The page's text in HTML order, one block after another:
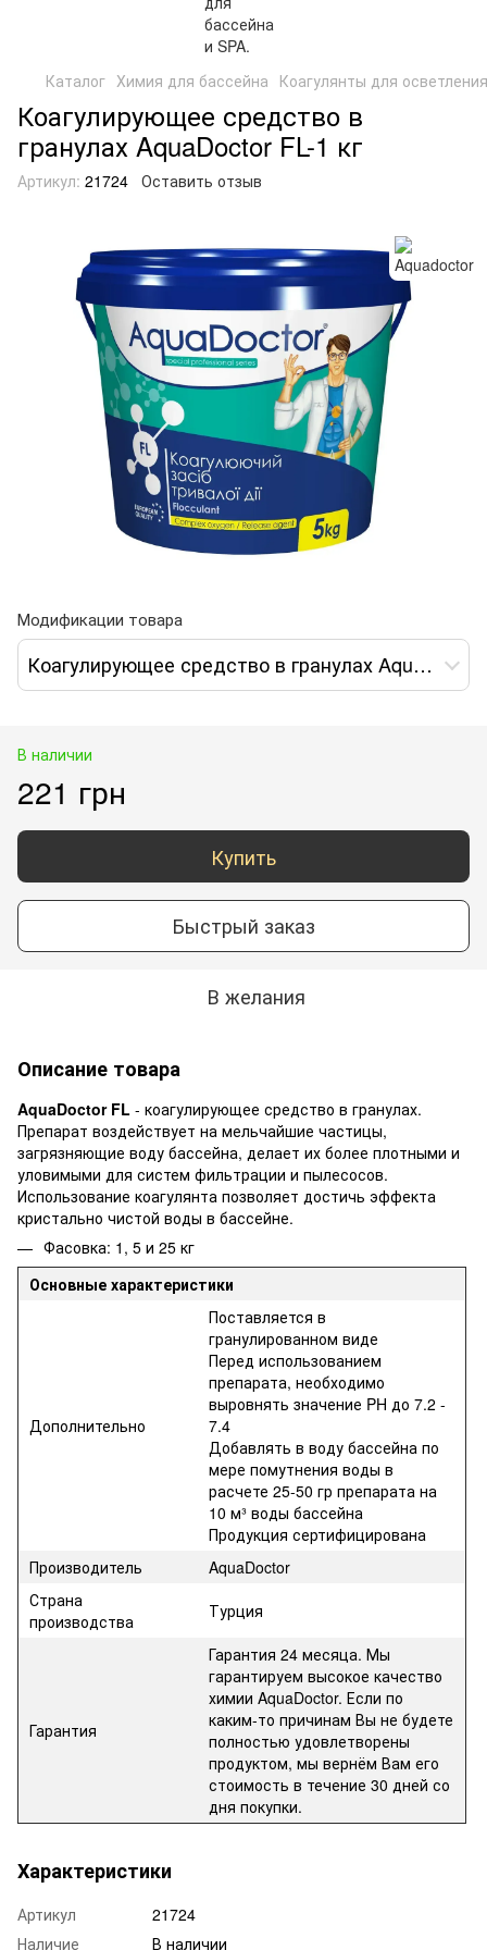
Каталог Химия для бассейна Коагулянты для осветления
Коагулирующее средство в
гранулах AquaDoctor FL-1 кг
Артикул: 21724 Оставить отзыв
Модификации товара
Коагулирующее средство в гранулах AquaDoctor FL-1 кг
В наличии
221 грн
Купить
Быстрый заказ
В желания
Описание товара
AquaDoctor FL - коагулирующее средство в гранулах.
Препарат воздействует на мельчайшие частицы,
загрязняющие воду бассейна, делает их более плотными и
уловимыми для систем фильтрации и пылесосов.
Использование коагулянта позволяет достичь эффекта
кристально чистой воды в бассейне.
Фасовка: 1, 5 и 25 кг
Основные характеристики
Дополнительно
Поставляется в
гранулированном виде
Перед использованием
препарата, необходимо
выровнять значение PH до 7.2 -
7.4
Добавлять в воду бассейна по
мере помутнения воды в
расчете 25-50 гр препарата на
10 м³ воды бассейна
Продукция сертифицирована
Производитель
AquaDoctor
Страна
производства
Турция
Гарантия
Гарантия 24 месяца. Мы
гарантируем высокое качество
химии AquaDoctor. Если по
каким-то причинам Вы не будете
полностью удовлетворены
продуктом, мы вернём Вам его
стоимость в течение 30 дней со
дня покупки.
Характеристики
Артикул
21724
Наличие
В наличии